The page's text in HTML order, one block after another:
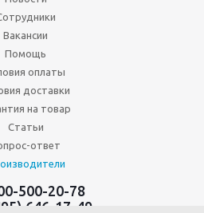
Вакансии
Помощь
оплаты
доставки
на товар
Статьи
ответ
500-20-78
646-17-49